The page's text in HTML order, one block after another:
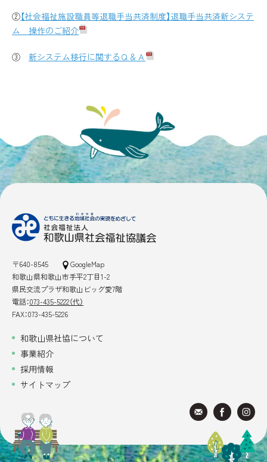
②【社会福祉施設職員等退職手当共済制度】退職手当共済新システ
ム 操作のご紹介
③ 新システム移行に関するＱ＆Ａ
〒640-8545
GoogleMap
和歌山県和歌山市手平2丁目1-2
県民交流プラザ和歌山ビッグ愛7階
電話：073-435-5222（代）
FAX：073-435-5226
和歌山県社協について
事業紹介
採用情報
サイトマップ